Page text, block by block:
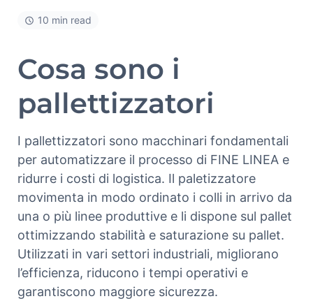
10 min read
Cosa sono i
pallettizzatori
I pallettizzatori sono macchinari fondamentali
per automatizzare il processo di FINE LINEA e
ridurre i costi di logistica. Il paletizzatore
movimenta in modo ordinato i colli in arrivo da
una o più linee produttive e li dispone sul pallet
ottimizzando stabilità e saturazione su pallet.
Utilizzati in vari settori industriali, migliorano
l’efficienza, riducono i tempi operativi e
garantiscono maggiore sicurezza.